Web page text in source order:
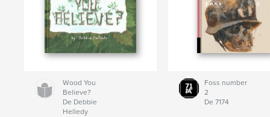
Wood You
Believe?
De Debbie
Helledy
Foss number
2
De 7174